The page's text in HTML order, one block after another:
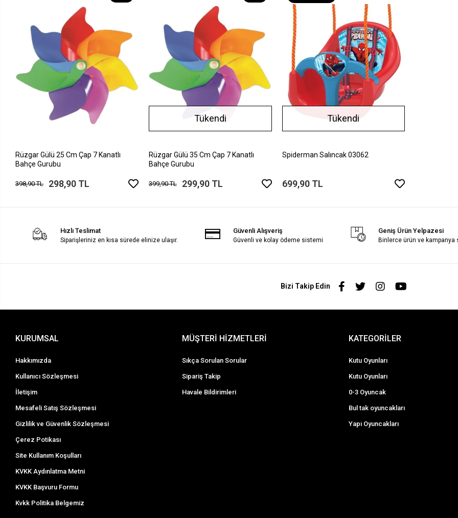
Rüzgar Gülü 25 Cm Çap 7 Kanatlı
Bahçe Gurubu
398,90 TL 298,90 TL
Tükendi
Rüzgar Gülü 35 Cm Çap 7 Kanatlı
Bahçe Gurubu
399,90 TL 299,90 TL
Tükendi
Spiderman Salıncak 03062
699,90 TL
Hızlı Teslimat
Siparişleriniz en kısa sürede elinize ulaşır.
Güvenli Alışveriş
Güvenli ve kolay ödeme sistemi
Geniş Ürün Yelpazesi
Binlerce ürün ve kampanya
Bizi Takip Edin
KURUMSAL
Hakkımızda
Kullanıcı Sözleşmesi
İletişim
Mesafeli Satış Sözleşmesi
Gizlilik ve Güvenlik Sözleşmesi
Çerez Potikası
Site Kullanım Koşulları
KVKK Aydınlatma Metni
KVKK Başvuru Formu
Kvkk Politika Belgemiz
MÜŞTERİ HİZMETLERİ
Sıkça Sorulan Sorular
Sipariş Takip
Havale Bildirimleri
KATEGORİLER
Kutu Oyunları
Kutu Oyunları
0-3 Oyuncak
Bul tak oyuncakları
Yapı Oyuncakları